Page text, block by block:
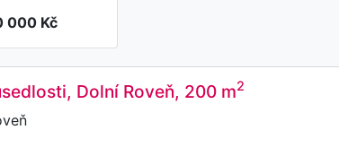
000 Kč
Dolní Roveň, 200 m2